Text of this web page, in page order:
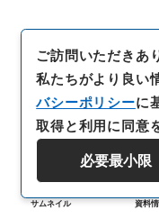
サムネイル 資料
ご訪問いただきあ
私たちがより良い
バシーポリシーに
取得と利用に同意
必要最小限